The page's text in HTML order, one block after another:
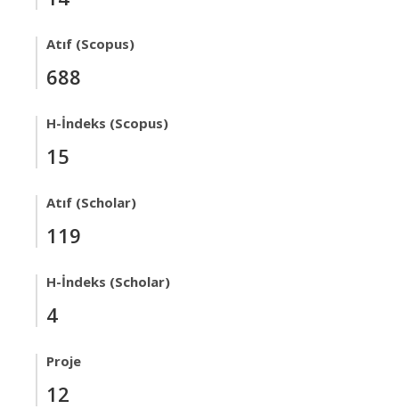
Atıf (Scopus)
688
H-İndeks (Scopus)
15
Atıf (Scholar)
119
H-İndeks (Scholar)
4
Proje
12